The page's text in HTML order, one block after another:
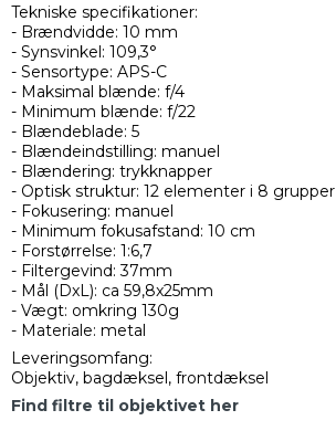
Tekniske specifikationer:
- Brændvidde: 10 mm
- Synsvinkel: 109,3°
- Sensortype: APS-C
- Maksimal blænde: f/4
- Minimum blænde: f/22
- Blændeblade: 5
- Blændeindstilling: manuel
- Blændering: trykknapper
- Optisk struktur: 12 elementer i 8 grupper
- Fokusering: manuel
- Minimum fokusafstand: 10 cm
- Forstørrelse: 1:6,7
- Filtergevind: 37mm
- Mål (DxL): ca 59,8x25mm
- Vægt: omkring 130g
- Materiale: metal
Leveringsomfang:
Objektiv, bagdæksel, frontdæksel
Find filtre til objektivet her